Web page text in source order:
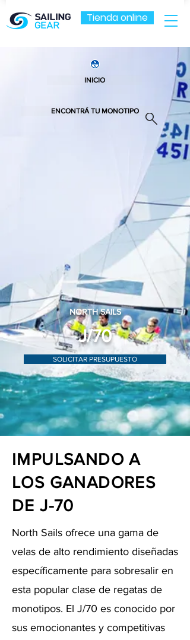
Tienda online
INICIO
ENCONTRÁ TU MONOTIPO
NORTH SAILS
J/70
SOLICITAR PRESUPUESTO
IMPULSANDO A
LOS GANADORES
DE J-70
North Sails ofrece una gama de
velas de alto rendimiento diseñadas
específicamente para sobresalir en
esta popular clase de regatas de
monotipos. El J/70 es conocido por
sus emocionantes y competitivas